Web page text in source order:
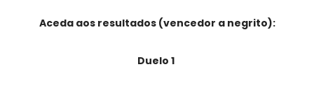
Aceda aos resultados (vencedor a negrito):
Duelo 1